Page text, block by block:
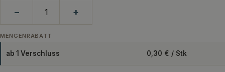
− +
MENGENRABATT
ab 1 Verschluss 0,30 € / Stk